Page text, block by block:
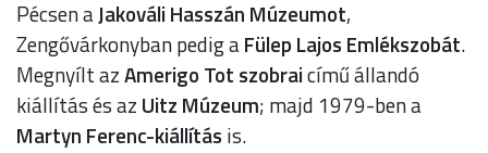
Pécsen aJakováli Hasszán Múzeumot,
Zengővárkonyban pedig aFülep Lajos Emlékszobát.
Megnyílt azAmerigo Tot szobraicímű állandó
kiállítás és az Uitz Múzeum; majd 1979-ben a
Martyn Ferenc-kiállítás is.